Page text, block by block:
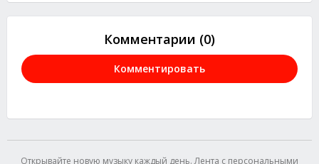
Комментарии (0)
Комментировать
Открывайте новую музыку каждый день. Лента с персональными